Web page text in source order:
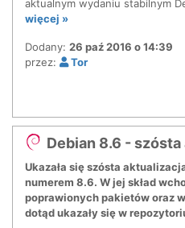
aktualnym wydaniu stabilnym
więcej »
Dodany: 26 paź 2016 o 14:39
przez:
Tor
Debian 8.6 -
Ukazała się szósta
numerem 8.6. W jej skład
poprawionych pakietów oraz
dotąd ukazały się w